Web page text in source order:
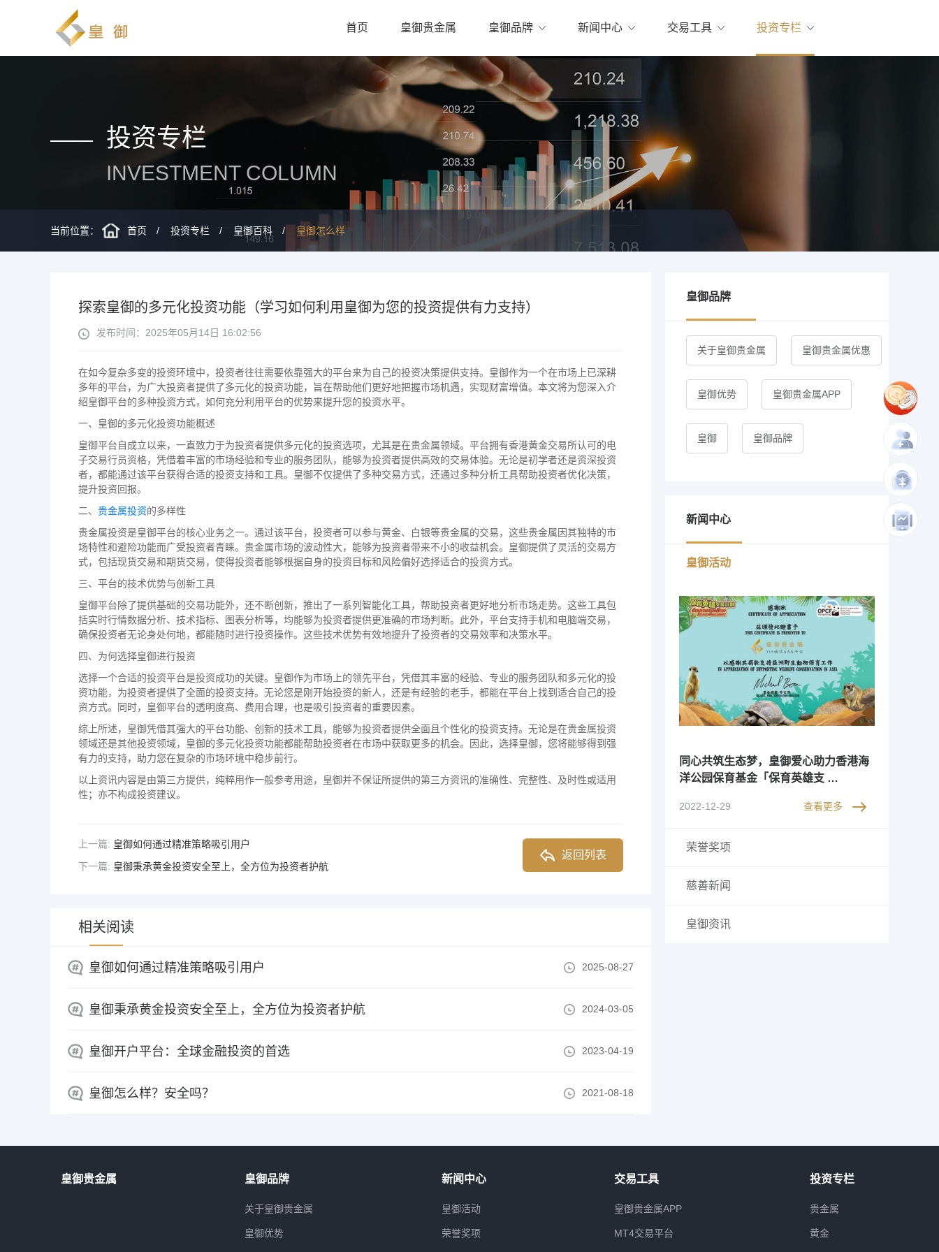
首页 皇御贵金属 皇御品牌 新闻中心 交易工具 投资专栏
投资专栏
INVESTMENT COLUMN
当前位置： 首页 投资专栏 皇御百科 皇御怎么样
探索皇御的多元化投资功能（学习如何利用皇御为您的投资提供有力支持）
发布时间：2025年05月14日 16:02:56
在如今复杂多变的投资环境中，投资者往往需要依靠强大的平台来为自己的投资决策提供支持。皇御作为一个在市场上已深耕
多年的平台，为广大投资者提供了多元化的投资功能，旨在帮助他们更好地把握市场机遇，实现财富增值。本文将为您深入介
绍皇御平台的多种投资方式，如何充分利用平台的优势来提升您的投资水平。
一、皇御的多元化投资功能概述
皇御平台自成立以来，一直致力于为投资者提供多元化的投资选项，尤其是在贵金属领域。平台拥有香港黄金交易所认可的电
子交易行员资格，凭借着丰富的市场经验和专业的服务团队，能够为投资者提供高效的交易体验。无论是初学者还是资深投资
者，都能通过该平台获得合适的投资支持和工具。皇御不仅提供了多种交易方式，还通过多种分析工具帮助投资者优化决策，
提升投资回报。
二、 贵金属投资的多样性
贵金属投资是皇御平台的核心业务之一。通过该平台，投资者可以参与黄金、白银等贵金属的交易，这些贵金属因其独特的市
场特性和避险功能而广受投资者青睐。贵金属市场的波动性大，能够为投资者带来不小的收益机会。皇御提供了灵活的交易方
式，包括现货交易和期货交易，使得投资者能够根据自身的投资目标和风险偏好选择适合的投资方式。
三、平台的技术优势与创新工具
皇御平台除了提供基础的交易功能外，还不断创新，推出了一系列智能化工具，帮助投资者更好地分析市场走势。这些工具包
括实时行情数据分析、技术指标、图表分析等，均能够为投资者提供更准确的市场判断。此外，平台支持手机和电脑端交易，
确保投资者无论身处何地，都能随时进行投资操作。这些技术优势有效地提升了投资者的交易效率和决策水平。
四、为何选择皇御进行投资
选择一个合适的投资平台是投资成功的关键。皇御作为市场上的领先平台，凭借其丰富的经验、专业的服务团队和多元化的投
资功能，为投资者提供了全面的投资支持。无论您是刚开始投资的新人，还是有经验的老手，都能在平台上找到适合自己的投
资方式。同时，皇御平台的透明度高、费用合理，也是吸引投资者的重要因素。
综上所述，皇御凭借其强大的平台功能、创新的技术工具，能够为投资者提供全面且个性化的投资支持。无论是在贵金属投资
领域还是其他投资领域，皇御的多元化投资功能都能帮助投资者在市场中获取更多的机会。因此，选择皇御，您将能够得到强
有力的支持，助力您在复杂的市场环境中稳步前行。
以上资讯内容是由第三方提供，纯粹用作一般参考用途，皇御并不保证所提供的第三方资讯的准确性、完整性、及时性或适用
性；亦不构成投资建议。
上一篇: 皇御如何通过精准策略吸引用户
下一篇: 皇御秉承黄金投资安全至上，全方位为投资者护航
返回列表
相关阅读
皇御如何通过精准策略吸引用户 2025-08-27
皇御秉承黄金投资安全至上，全方位为投资者护航 2024-03-05
皇御开户平台：全球金融投资的首选 2023-04-19
皇御怎么样？安全吗？ 2021-08-18
皇御品牌
关于皇御贵金属 皇御贵金属优惠
皇御优势 皇御贵金属APP
皇御 皇御品牌
新闻中心
皇御活动
同心共筑生态梦，皇御爱心助力香港海
洋公园保育基金「保育英雄支 …
2022-12-29 查看更多
荣誉奖项
慈善新闻
皇御资讯
皇御贵金属 皇御品牌
关于皇御贵金属
皇御优势
新闻中心
皇御活动
荣誉奖项
交易工具
皇御贵金属APP
MT4交易平台
投资专栏
贵金属
黄金